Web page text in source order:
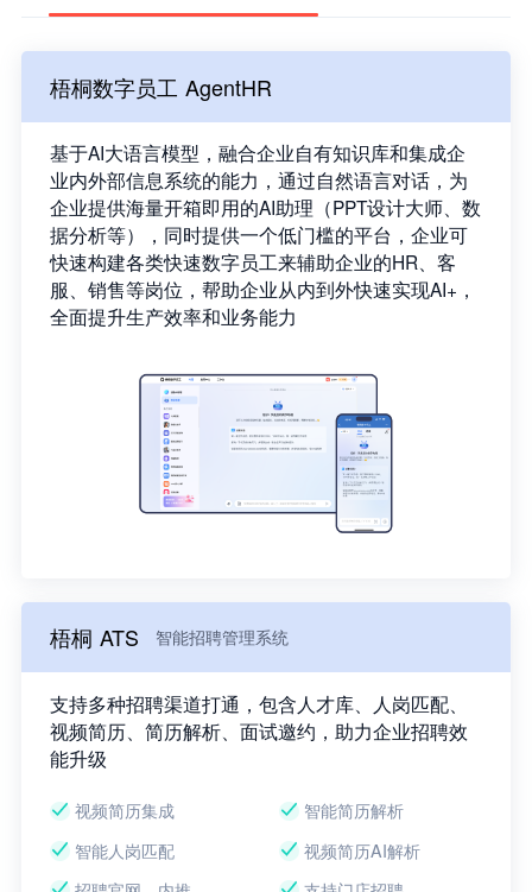
梧桐数字员工 AgentHR
基于AI大语言模型，融合企业自有知识库和集成企
业内外部信息系统的能力，通过自然语言对话，为
企业提供海量开箱即用的AI助理（PPT设计大师、数
据分析等），同时提供一个低门槛的平台，企业可
快速构建各类快速数字员工来辅助企业的HR、客
服、销售等岗位，帮助企业从内到外快速实现AI+，
全面提升生产效率和业务能力
梧桐 ATS 智能招聘管理系统
支持多种招聘渠道打通，包含人才库、人岗匹配、
视频简历、简历解析、面试邀约，助力企业招聘效
能升级
视频简历集成
智能简历解析
智能人岗匹配
视频简历AI解析